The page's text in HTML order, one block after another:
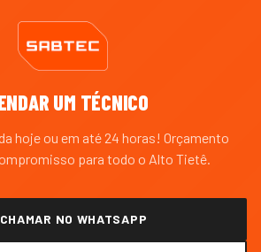
UM TÉCNICO
hoje ou em até 24 horas! Orçamento
para todo o Alto Tietê.
CHAMAR NO WHATSAPP